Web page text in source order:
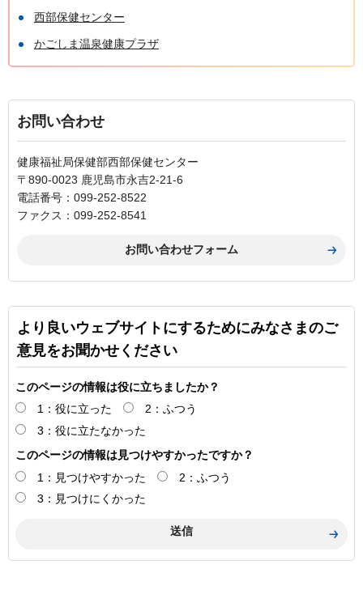
西部保健センター
かごしま温泉健康プラザ
お問い合わせ
健康福祉局保健部西部保健センター
〒890-0023 鹿児島市永吉2-21-6
電話番号：099-252-8522
ファクス：099-252-8541
より良いウェブサイトにするためにみなさまのご
意見をお聞かせください
このページの情報は役に立ちましたか？
1：役に立った
2：ふつう
3：役に立たなかった
このページの情報は見つけやすかったですか？
1：見つけやすかった
2：ふつう
3：見つけにくかった